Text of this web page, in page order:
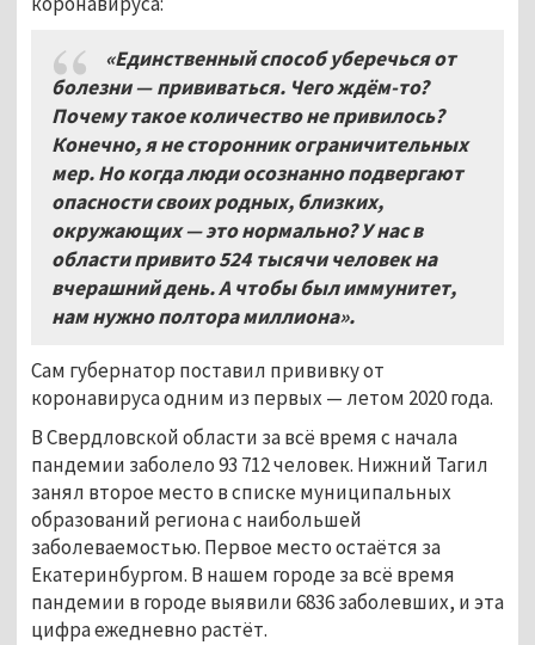
«Единственный способ уберечься от
болезни — прививаться. Чего ждём-то?
Почему такое количество не привилось?
Конечно, я не сторонник ограничительных
мер. Но когда люди осознанно подвергают
опасности своих родных, близких,
окружающих — это нормально? У нас в
области привито 524 тысячи человек на
вчерашний день. А чтобы был иммунитет,
нам нужно полтора миллиона».
Сам губернатор поставил прививку от
коронавируса одним из первых — летом 2020 года.
В Свердловской области за всё время с начала
пандемии заболело 93 712 человек. Нижний Тагил
занял второе место в списке муниципальных
образований региона с наибольшей
заболеваемостью. Первое место остаётся за
Екатеринбургом. В нашем городе за всё время
пандемии в городе выявили 6836 заболевших, и эта
цифра ежедневно растёт.